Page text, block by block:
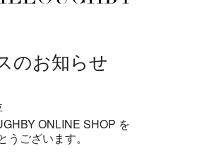
のお知らせ
ONLINE SHOP を
ございます。